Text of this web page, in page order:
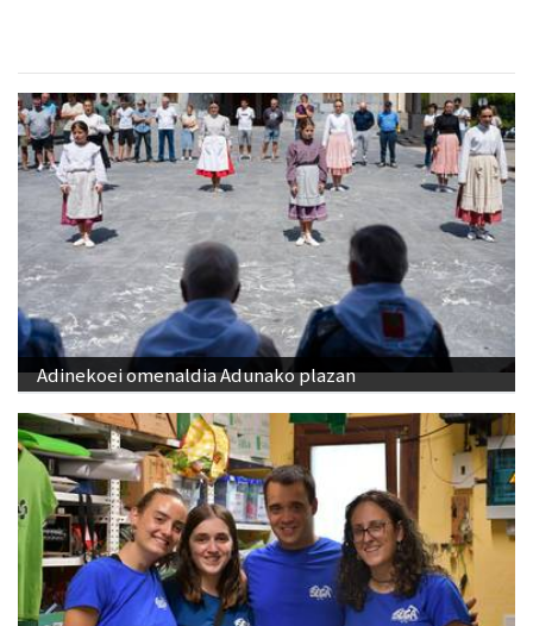
Adinekoei omenaldia Adunako plazan